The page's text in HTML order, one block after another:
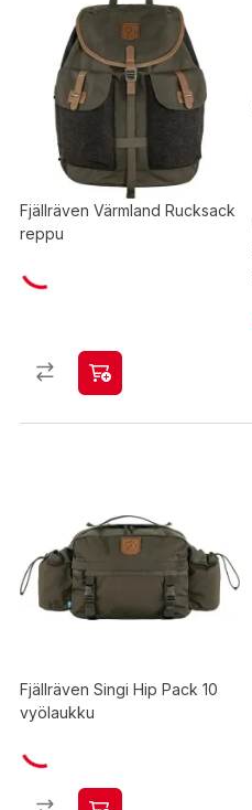
Fjällräven Värmland Rucksack
reppu
Fjällräven Singi Hip Pack 10
vyölaukku